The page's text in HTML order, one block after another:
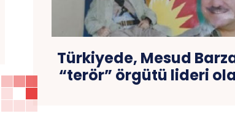
Türkiyede, Mesud
“terör” örgütü lideri